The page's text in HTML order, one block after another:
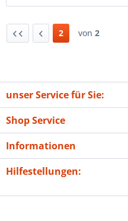
2 von 2
unser Service für Sie:
Shop Service
Informationen
Hilfestellungen: